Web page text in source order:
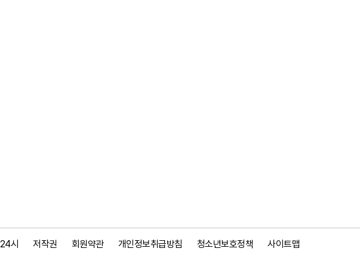
시 저작권 회원약관 개인정보취급방침 청소년보호정책 사이트맵